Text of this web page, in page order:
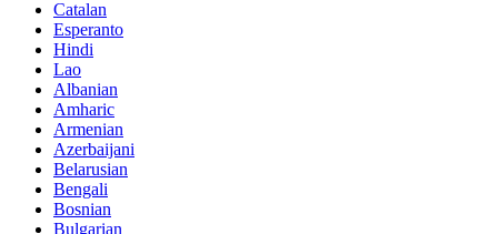
Catalan
Esperanto
Hindi
Lao
Albanian
Amharic
Armenian
Azerbaijani
Belarusian
Bengali
Bosnian
Bulgarian